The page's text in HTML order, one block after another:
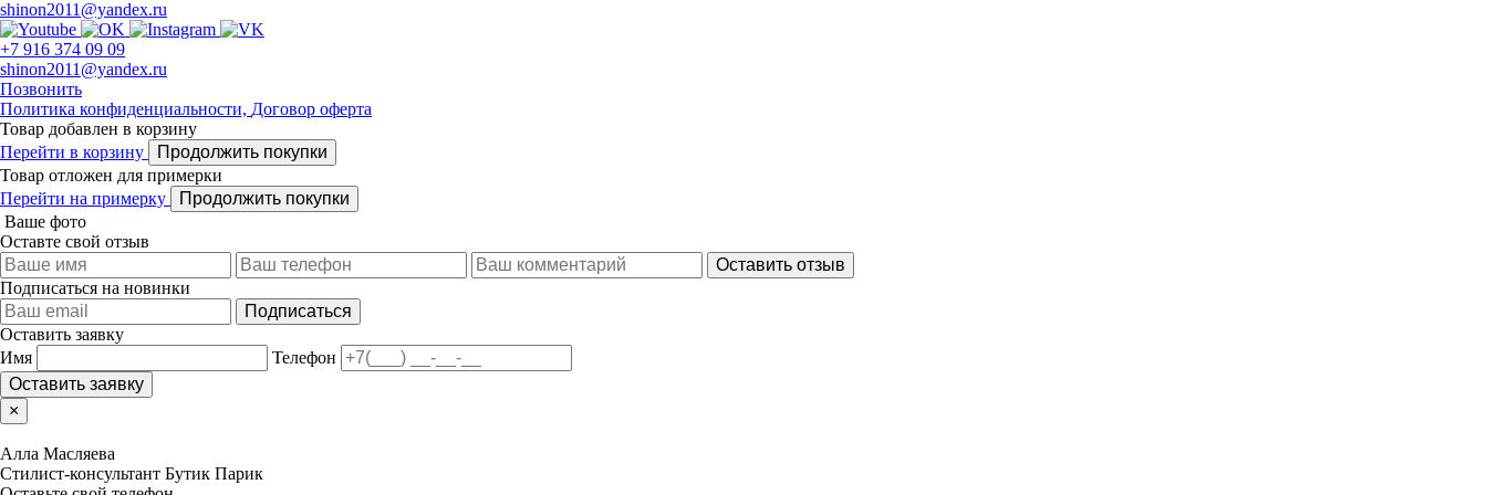
shinon2011@yandex.ru
+7 916 374 09 09
shinon2011@yandex.ru
Позвонить
Политика конфиденциальности, Договор оферта
Товар добавлен в корзину
Перейти в корзину
Продолжить покупки
Товар отложен для примерки
Перейти на примерку
Продолжить покупки
Ваше фото
Оставте свой отзыв
Оставить отзыв
Подписаться на новинки
Подписаться
Оставить заявку
Имя
Телефон
Оставить заявку
×
Алла Масляева
Стилист-консультант Бутик Парик